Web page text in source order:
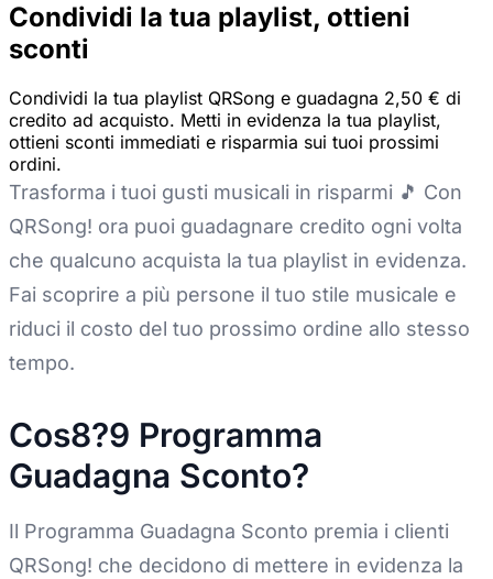
Condividi la tua playlist, ottieni
sconti
Condividi la tua playlist QRSong e guadagna 2,50 € di
credito ad acquisto. Metti in evidenza la tua playlist,
ottieni sconti immediati e risparmia sui tuoi prossimi
ordini.
Trasforma i tuoi gusti musicali in risparmi 🎵 Con
QRSong! ora puoi guadagnare credito ogni volta
che qualcuno acquista la tua playlist in evidenza.
Fai scoprire a più persone il tuo stile musicale e
riduci il costo del tuo prossimo ordine allo stesso
tempo.
Cos8?9 Programma
Guadagna Sconto?
Il Programma Guadagna Sconto premia i clienti
QRSong! che decidono di mettere in evidenza la